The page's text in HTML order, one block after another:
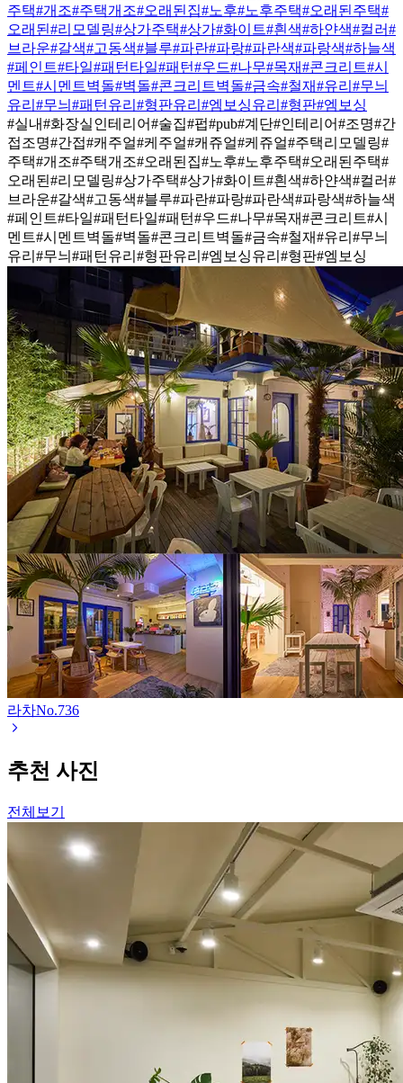
주택#개조#주택개조#오래된집#노후#노후주택#오래된주택#
오래된 #리모델링#상가주택#상가#화이트#흰색#하얀색#컬러#
브라운#갈색#고동색#블루#파란#파랑#파란색#파랑색#하늘색
#페인트#타일#패턴타일#패턴#우드#나무#목재#콘크리트#시
멘트#시멘트벽돌#벽돌#콘크리트벽돌#금속#철재#유리 #무늬
유리 #무늬 #패턴유리 #형판유리 #엠보싱유리 #형판#엠보싱
#실내#화장실인테리어#술집#펍#pub#계단#인테리어#조명#간
접조명#간접#캐주얼#케주얼#캐쥬얼#케쥬얼#주택리모델링#
주택#개조#주택개조#오래된집#노후#노후주택#오래된주택#
오래된 #리모델링#상가주택#상가#화이트#흰색#하얀색#컬러#
브라운#갈색#고동색#블루#파란#파랑#파란색#파랑색#하늘색
#페인트#타일#패턴타일#패턴#우드#나무#목재#콘크리트#시
멘트#시멘트벽돌#벽돌#콘크리트벽돌#금속#철재#유리 #무늬
유리 #무늬 #패턴유리 #형판유리 #엠보싱유리 #형판#엠보싱
라차No.736
추천 사진
전체보기